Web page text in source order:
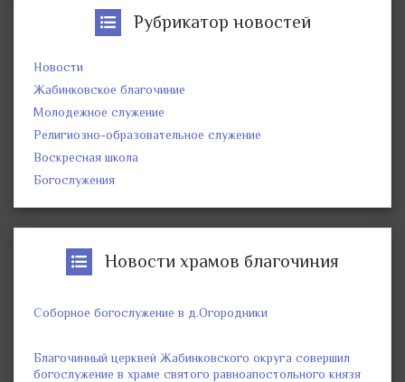
Рубрикатор новостей
Новости
Жабинковское благочиние
Молодежное служение
Религиозно-образовательное служение
Воскресная школа
Богослужения
Новости храмов благочиния
Соборное богослужение в д.Огородники
Благочинный церквей Жабинковского округа совершил
богослужение в храме святого равноапостольного князя